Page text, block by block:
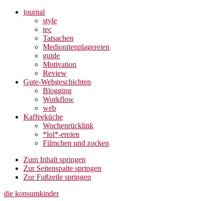
journal
style
tec
Tatsachen
Medionitenplagereien
guide
Motivation
Review
Gute-Webgeschichten
Blogging
Workflow
web
Kaffeeküche
Wochenrücklink
*lol*-ereien
Filmchen und zocken
Zum Inhalt springen
Zur Seitenspalte springen
Zur Fußzeile springen
die konsumkinder